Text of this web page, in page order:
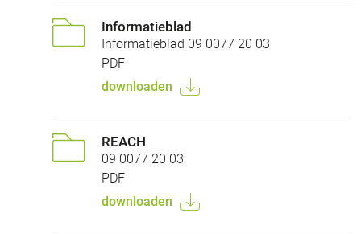
Informatieblad
Informatieblad 09 0077 20 03
PDF
downloaden
REACH
09 0077 20 03
PDF
downloaden